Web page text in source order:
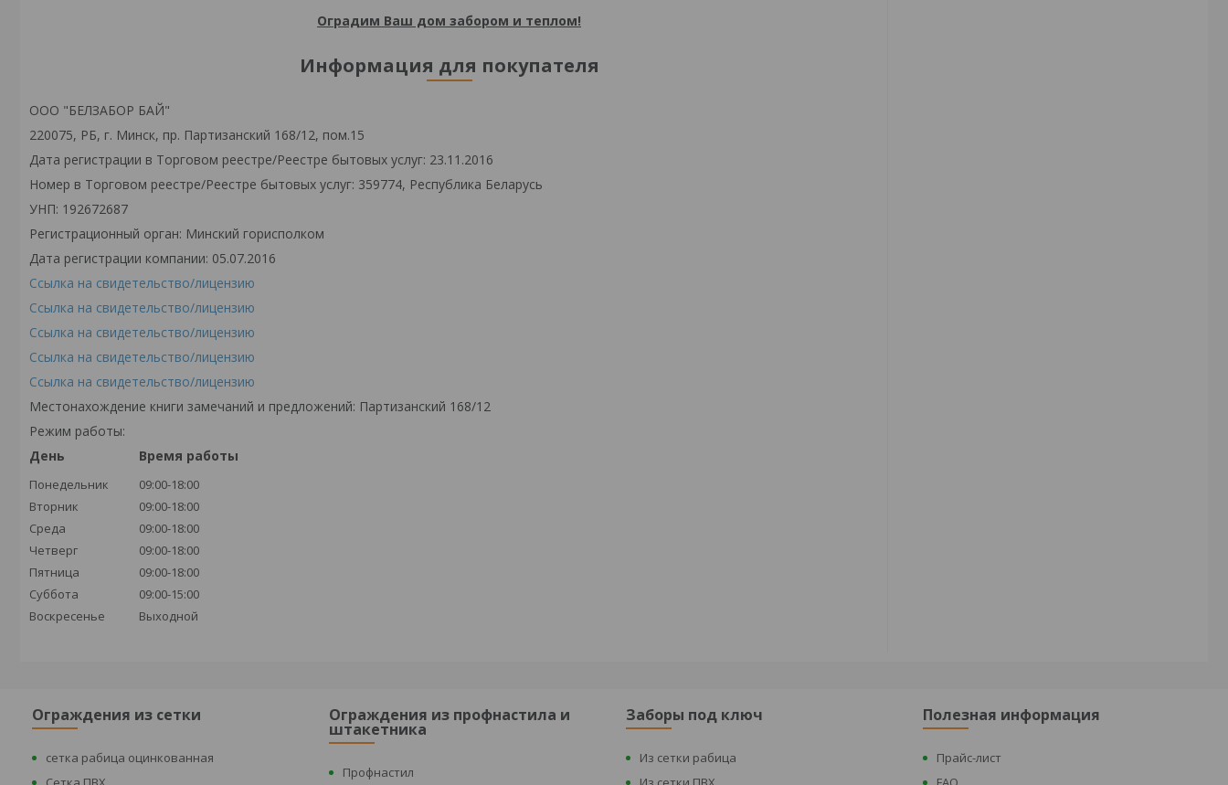
Оградим Ваш дом забором и теплом!
Информация для покупателя
ООО "БЕЛЗАБОР БАЙ"
220075, РБ, г. Минск, пр. Партизанский 168/12, пом.15
Дата регистрации в Торговом реестре/Реестре бытовых услуг: 23.11.2016
Номер в Торговом реестре/Реестре бытовых услуг: 359774, Республика Беларусь
УНП: 192672687
Регистрационный орган: Минский горисполком
Дата регистрации компании: 05.07.2016
Ссылка на свидетельство/лицензию
Ссылка на свидетельство/лицензию
Ссылка на свидетельство/лицензию
Ссылка на свидетельство/лицензию
Ссылка на свидетельство/лицензию
Местонахождение книги замечаний и предложений: Партизанский 168/12
Режим работы:
День
Время работы
Понедельник
09:00-18:00
Вторник
09:00-18:00
Среда
09:00-18:00
Четверг
09:00-18:00
Пятница
09:00-18:00
Суббота
09:00-15:00
Воскресенье
Выходной
Ограждения из сетки
сетка рабица оцинкованная
Ограждения из профнастила и
штакетника
Профнастил
Заборы под ключ
Из сетки рабица
Полезная информация
Прайс-лист